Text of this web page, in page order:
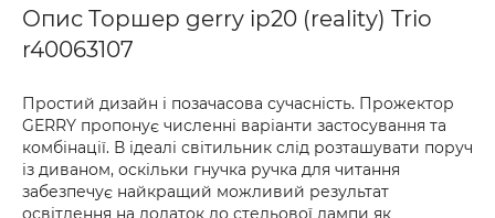
Опис Торшер gerry ip20 (reality) Trio
r40063107
Простий дизайн і позачасова сучасність. Прожектор
GERRY пропонує численні варіанти застосування та
комбінації. В ідеалі світильник слід розташувати поруч
із диваном, оскільки гнучка ручка для читання
забезпечує найкращий можливий результат
освітлення на додаток до стельової лампи як